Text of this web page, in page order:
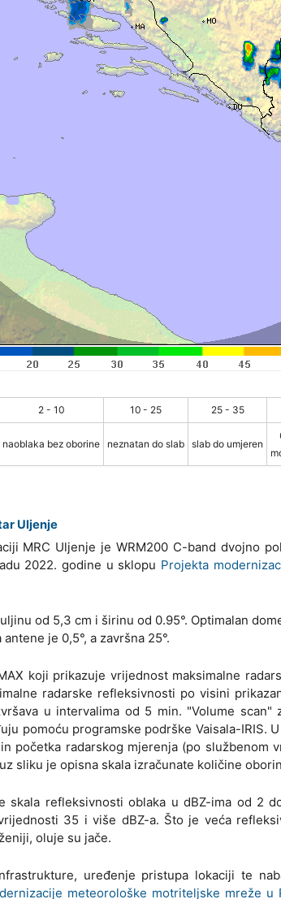
2 - 10 10 - 25 25 - 35
naoblaka bez oborine neznatan do slab slab do umjeren
Uljenje
MRC Uljenje je WRM200 C-band dvojno
2022. godine u sklopu Projekta
od 5,3 cm i širinu od 0.95°. Optimalan
je 0,5°, a završna 25°.
koji prikazuje vrijednost maksimalne
radarske refleksivnosti po visini
u intervalima od 5 min. "Volume scan"
pomoću programske podrške Vaisala-IRIS.
početka radarskog mjerenja (po službenom
sliku je opisna skala izračunate količine
skala refleksivnosti oblaka u dBZ-ima od 2
35 i više dBZ-a. Što je veća
oluje su jače.
uređenje pristupa lokaciji te
meteorološke motriteljske mreže u